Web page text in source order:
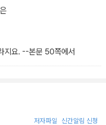
것은 아니지만, 그림의 섬세
있는 조그마한 풀 한 포기, 열
지 숲을 차근차근히 둘러볼 수
이루어지지 않았음을 알아차
록 했다.
지요. --본문 50쪽에서
저자파일 신간알림 신청